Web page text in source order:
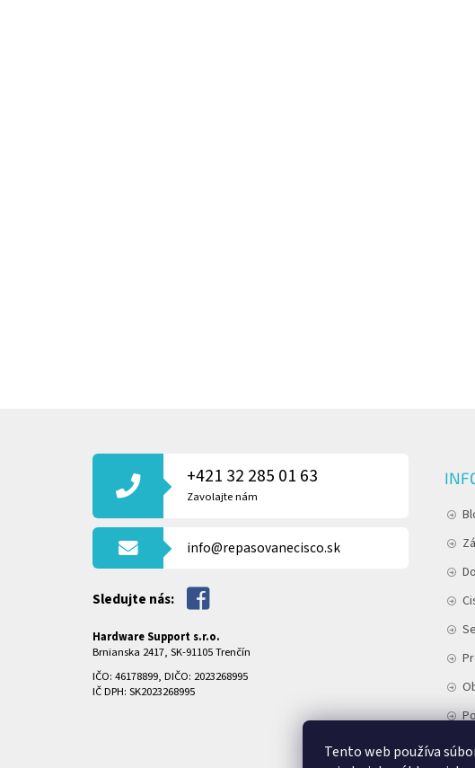
Tento web používa
+421 32 285 01 63
Zavolajte nám
info@repasovanecisco.sk
Sledujte nás:
Hardware Support s.r.o.
Brnianska 2417, SK-91105 Trenčín
IČO: 46178899, DIČO: 2023268995
IČ DPH: SK2023268995